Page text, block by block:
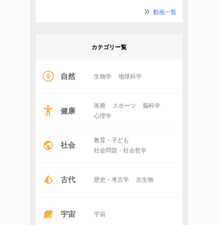
動画一覧
カテゴリー覧
自然 生物学 地球科学
健康 医療 スポーツ
脳科学
心理学
社会
教育・子ども
社会問題・社会哲学
古代 歴史・考古学 古生物
宇宙 宇宙